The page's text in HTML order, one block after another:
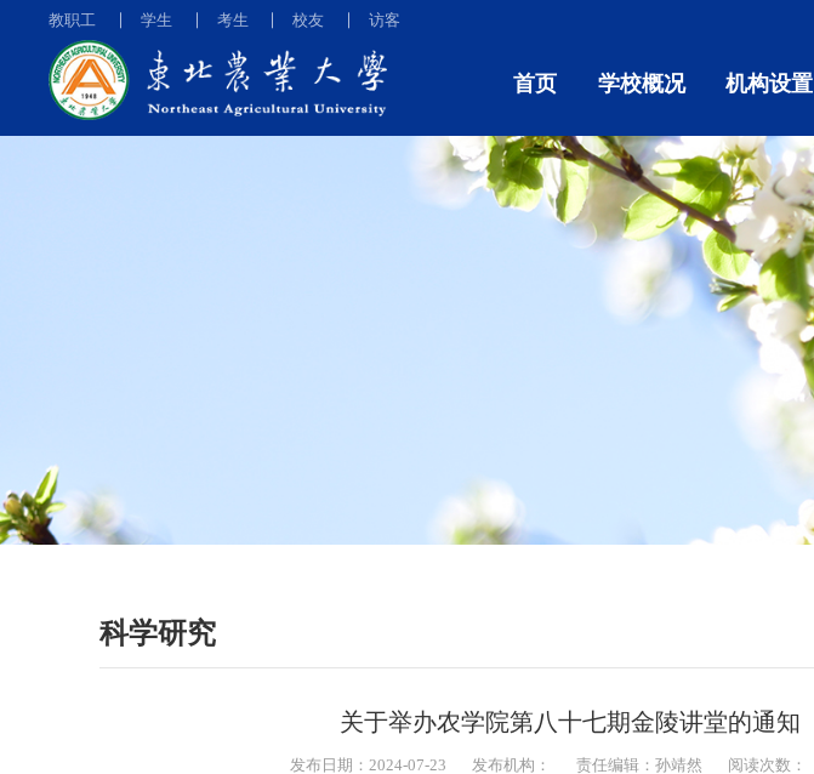
教职工 学生 考生 校友 访客
首页 学校概况 机构设置
科学研究
关于举办农学院第八十七期金陵讲堂的通知
发布日期：2024-07-23 发布机构： 责任编辑：孙靖然 阅读次数：